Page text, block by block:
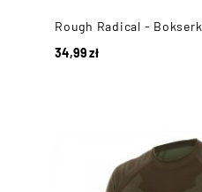
Rough Radical -
34,99zł